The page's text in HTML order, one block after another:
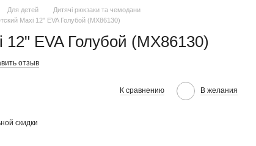
Для детей
Дитячі рюкзаки та чемодани
Maxi 12" EVA Голубой (MX86130)
12" EVA Голубой (MX86130)
отзыв
К сравнению В желания
скидки